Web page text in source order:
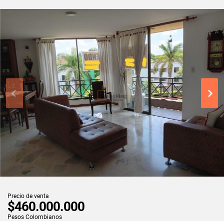
Precio de venta
$460.000.000
Pesos Colombianos